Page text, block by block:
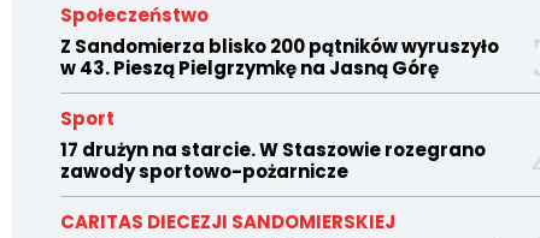
Społeczeństwo
Z Sandomierza blisko 200 pątników wyruszyło
w 43. Pieszą Pielgrzymkę na Jasną Górę
Sport
17 drużyn na starcie. W Staszowie rozegrano
zawody sportowo-pożarnicze
CARITAS DIECEZJI SANDOMIERSKIEJ